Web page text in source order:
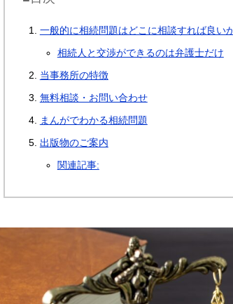
一般的に相続問題はどこに相談すれば良い
相続人と交渉ができるのは弁護士だけ
当事務所の特徴
無料相談・お問い合わせ
まんがでわかる相続問題
出版物のご案内
関連記事: